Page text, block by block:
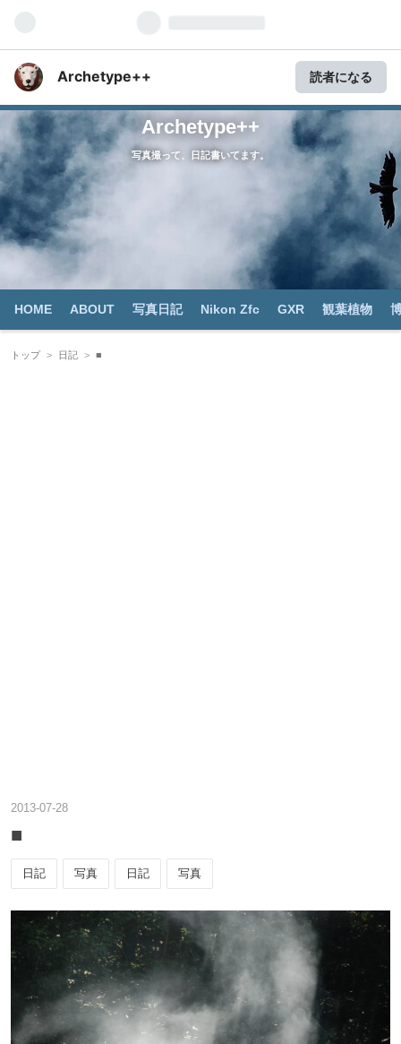
Archetype++ 読者になる
Archetype++
写真撮って、日記書いてます。
HOME ABOUT 写真日記 Nikon Zfc GXR 観葉植物
トップ > 日記 > ■
2013-07-28
■
日記 写真 日記 写真